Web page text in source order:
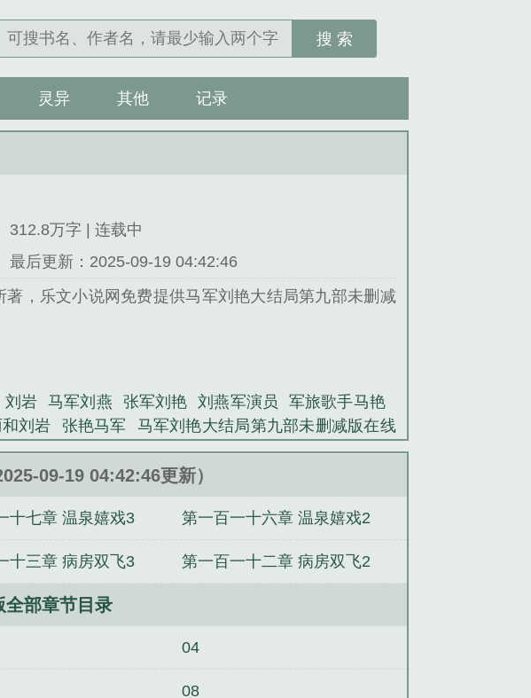
搜 索
灵异 其他 记录
312.8万字 | 连载中
最后更新：2025-09-19 04:42:46
，乐文小说网免费提供马军刘艳大结局第九部未删减
的军史类小说。
刘岩 马军刘燕 张军刘艳 刘燕军演员
军旅歌手马艳
刘岩 张艳马军
马军刘艳大结局第九部未删减版在线
好孕圣体，绝嗣帝王太缠人 马军刘艳大结局第九部
笔趣阁无弹窗 来尝一尝by车厘崽
局第四部 马军刘艳大结局第四部未删减版 马军刘艳大
09-19 04:42:46更新）
十七章 温泉嬉戏3 第一百一十六章 温泉嬉戏2
十三章 病房双飞3 第一百一十二章 病房双飞2
全部章节目录
04
08